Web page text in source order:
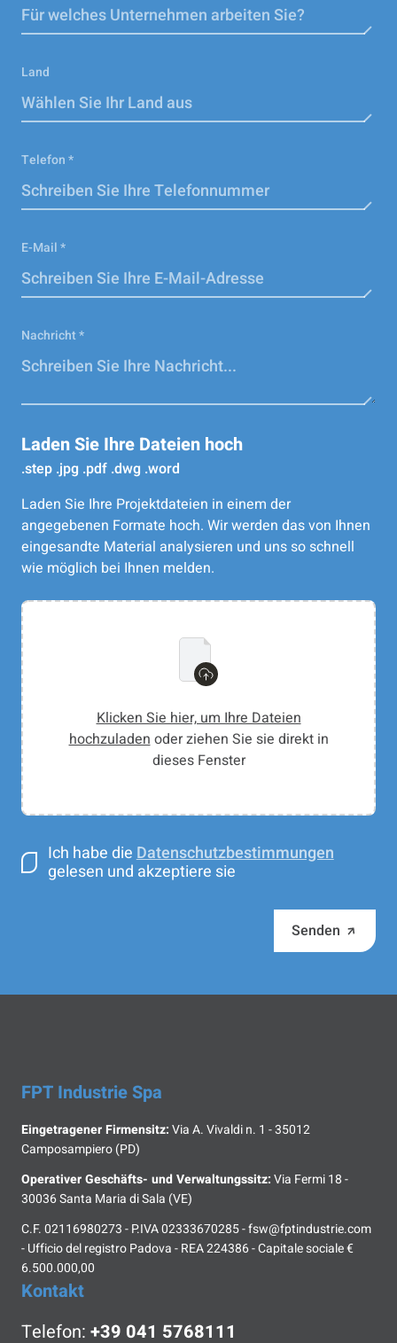
Land
Telefon *
E-Mail *
Nachricht *
Laden Sie Ihre Dateien hoch
.step .jpg .pdf .dwg .word
Laden Sie Ihre Projektdateien in einem der
angegebenen Formate hoch. Wir werden das von Ihnen
eingesandte Material analysieren und uns so schnell
wie möglich bei Ihnen melden.
Klicken Sie hier, um Ihre Dateien
hochzuladenoder ziehen Sie sie direkt in
dieses Fenster
Ich habe dieDatenschutzbestimmungen
gelesen und akzeptiere sie
Senden
FPT Industrie Spa
Eingetragener Firmensitz:Via A. Vivaldi n. 1 - 35012
Camposampiero (PD)
Operativer Geschäfts- und Verwaltungssitz:Via Fermi 18 -
30036 Santa Maria di Sala (VE)
C.F. 02116980273 - P.IVA 02333670285 - fsw@fptindustrie.com
- Ufficio del registro Padova - REA 224386 - Capitale sociale €
6.500.000,00
Kontakt
Telefon: +39 041 5768111